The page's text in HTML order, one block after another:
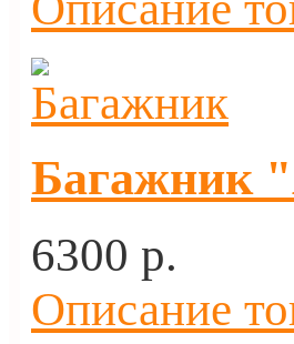
Багажник
6300 p.
Описание